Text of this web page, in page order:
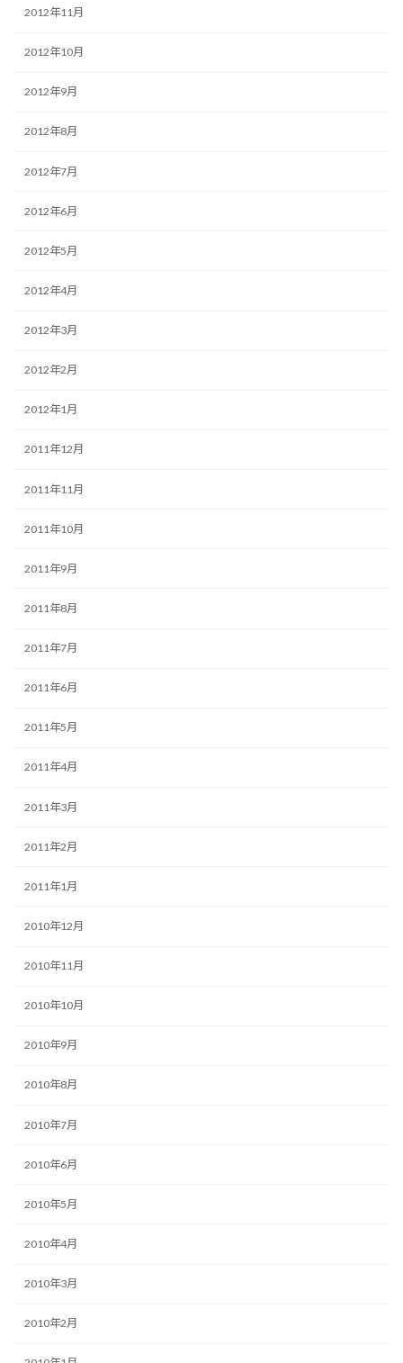
2012年11月
2012年10月
2012年9月
2012年8月
2012年7月
2012年6月
2012年5月
2012年4月
2012年3月
2012年2月
2012年1月
2011年12月
2011年11月
2011年10月
2011年9月
2011年8月
2011年7月
2011年6月
2011年5月
2011年4月
2011年3月
2011年2月
2011年1月
2010年12月
2010年11月
2010年10月
2010年9月
2010年8月
2010年7月
2010年6月
2010年5月
2010年4月
2010年3月
2010年2月